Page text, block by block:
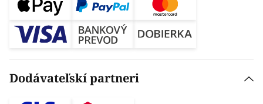
Dodávateľskí partneri